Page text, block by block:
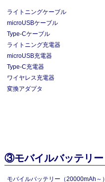
ライトニングケーブル
microUSBケーブル
Type-Cケーブル
ライトニング充電器
microUSB充電器
Type-C充電器
ワイヤレス充電器
変換アダプタ
③モバイルバッテリー
モバイルバッテリー（20000mAh～）